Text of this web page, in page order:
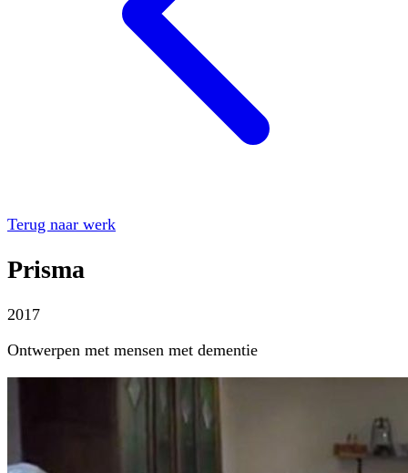
Terug naar werk
Prisma
2017
Ontwerpen met mensen met dementie